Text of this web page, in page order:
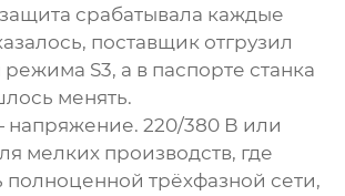
срабатывала каждые
поставщик отгрузил
режима S3, а в паспорте станка
менять.
220/380 В или
мелких производств, где
полноценной трёхфазной сети,